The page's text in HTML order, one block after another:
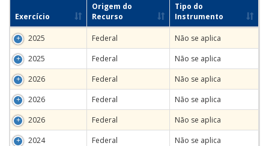
Exercício
Origem do
Recurso
Tipo do
Instrumento
2025 Federal
Não se aplica
2025
Federal
Não se aplica
2026
Federal
Não se aplica
2026
Federal
Não se aplica
2026
Federal
Não se aplica
2024
Federal
Não se aplica